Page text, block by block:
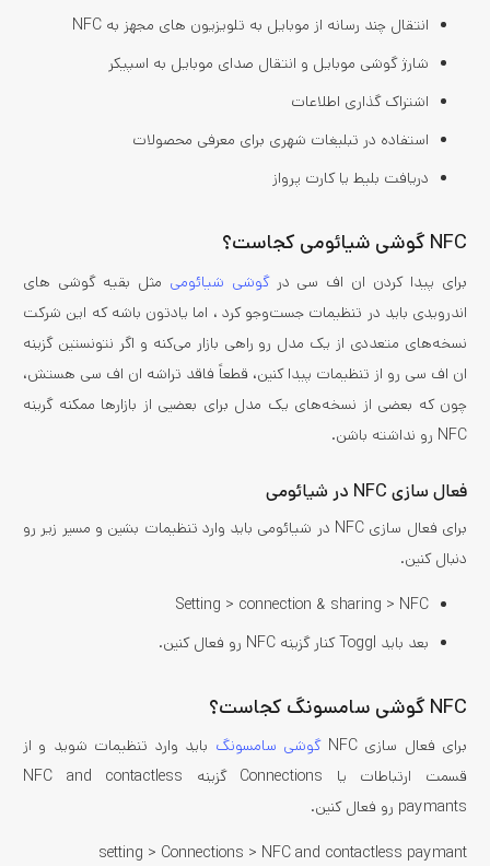
انتقال چند رسانه از موبایل به تلویزیون های مجهز به NFC
شارژ گوشی موبایل و انتقال صدای موبایل به اسپیکر
اشتراک گذاری اطلاعات
استفاده در تبلیغات شهری برای معرفی محصولات
دریافت بلیط یا کارت پرواز
NFC گوشی شیائومی کجاست؟
برای پیدا کردن ان اف سی درگوشی شیائومی مثل بقیه گوشی های
اندرویدی باید در تنظیمات جست‌وجو کرد ، اما یادتون باشه که این شرکت
نسخه‌های متعددی از یک مدل رو راهی بازار می‌کنه و اگر نتونستین گزینه
ان اف سی رو از تنظیمات پیدا کنین، قطعاً فاقد تراشه ان اف سی هستش،
چون که بعضی از نسخه‌های یک مدل برای بعضیی از بازارها ممکنه گرینه
NFC رو نداشته باشن.
فعال سازی NFC در شیائومی
برای فعال سازی NFC در شیائومی باید وارد تنظیمات بشین و مسیر زیر رو
دنبال کنین.
Setting > connection & sharing > NFC
بعد باید Toggl کنار گزینه NFC رو فعال کنین.
NFC گوشی سامسونگ کجاست؟
برای فعال سازی NFC گوشی‌ سامسونگ باید وارد تنظیمات شوید و از
قسمت ارتباطات یا Connections گزینه NFC and contactless
paymants رو فعال کنین.
setting > Connections > NFC and contactless paymant